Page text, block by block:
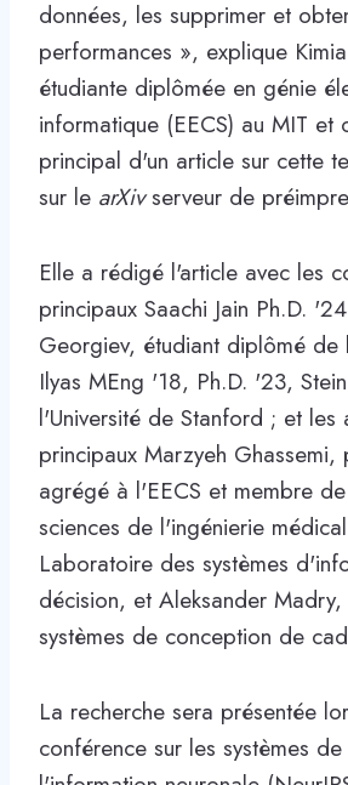
données, les supprimer et
performances », explique
étudiante diplômée en génie
informatique (EECS) au MIT et
principal d'un article sur cette
sur le arXivserveur de
Elle a rédigé l'article avec les
principaux Saachi Jain Ph.D.
Georgiev, étudiant diplômé de
Ilyas MEng '18, Ph.D. '23,
l'Université de Stanford ; et les
principaux Marzyeh Ghassemi,
agrégé à l'EECS et membre
sciences de l'ingénierie
Laboratoire des systèmes
décision, et Aleksander
systèmes de conception de
La recherche sera présentée
conférence sur les systèmes